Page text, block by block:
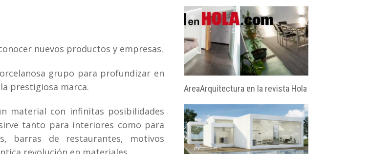
nuevos productos y empresas.
grupo para profundizar en
prestigiosa marca.
material con infinitas posibilidades
tanto para interiores como para
barras de restaurantes, motivos
AreaArquitectura en la revista Hola